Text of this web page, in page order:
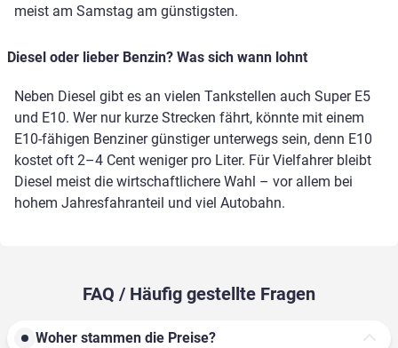
meist am Samstag am günstigsten.
Diesel oder lieber Benzin? Was sich wann lohnt
Neben Diesel gibt es an vielen Tankstellen auch Super E5
und E10. Wer nur kurze Strecken fährt, könnte mit einem
E10-fähigen Benziner günstiger unterwegs sein, denn E10
kostet oft 2–4 Cent weniger pro Liter. Für Vielfahrer bleibt
Diesel meist die wirtschaftlichere Wahl – vor allem bei
hohem Jahresfahranteil und viel Autobahn.
FAQ / Häufig gestellte Fragen
Woher stammen die Preise?